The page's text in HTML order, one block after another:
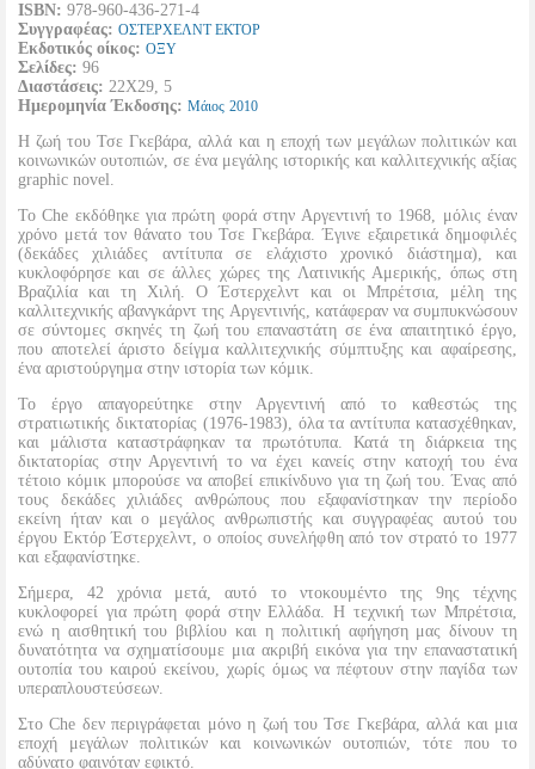
ISBN: 978-960-436-271-4
Συγγραφέας: ΟΣΤΕΡΧΕΛΝΤ ΕΚΤΟΡ
Εκδοτικός οίκος: ΟΞΥ
Σελίδες: 96
Διαστάσεις: 22Χ29, 5
Ημερομηνία Έκδοσης: Μάιος 2010
Η ζωή του Τσε Γκεβάρα, αλλά και η εποχή των μεγάλων πολιτικών και
κοινωνικών ουτοπιών, σε ένα μεγάλης ιστορικής και καλλιτεχνικής αξίας
graphic novel.
Το Che εκδόθηκε για πρώτη φορά στην Αργεντινή το 1968, μόλις έναν
χρόνο μετά τον θάνατο του Τσε Γκεβάρα. Έγινε εξαιρετικά δημοφιλές
(δεκάδες χιλιάδες αντίτυπα σε ελάχιστο χρονικό διάστημα), και
κυκλοφόρησε και σε άλλες χώρες της Λατινικής Αμερικής, όπως στη
Βραζιλία και τη Χιλή. Ο Έστερχελντ και οι Μπρέτσια, μέλη της
καλλιτεχνικής αβανγκάρντ της Αργεντινής, κατάφεραν να συμπυκνώσουν
σε σύντομες σκηνές τη ζωή του επαναστάτη σε ένα απαιτητικό έργο,
που αποτελεί άριστο δείγμα καλλιτεχνικής σύμπτυξης και αφαίρεσης,
ένα αριστούργημα στην ιστορία των κόμικ.
Το έργο απαγορεύτηκε στην Αργεντινή από το καθεστώς της
στρατιωτικής δικτατορίας (1976-1983), όλα τα αντίτυπα κατασχέθηκαν,
και μάλιστα καταστράφηκαν τα πρωτότυπα. Κατά τη διάρκεια της
δικτατορίας στην Αργεντινή το να έχει κανείς στην κατοχή του ένα
τέτοιο κόμικ μπορούσε να αποβεί επικίνδυνο για τη ζωή του. Ένας από
τους δεκάδες χιλιάδες ανθρώπους που εξαφανίστηκαν την περίοδο
εκείνη ήταν και ο μεγάλος ανθρωπιστής και συγγραφέας αυτού του
έργου Εκτόρ Έστερχελντ, ο οποίος συνελήφθη από τον στρατό το 1977
και εξαφανίστηκε.
Σήμερα, 42 χρόνια μετά, αυτό το ντοκουμέντο της 9ης τέχνης
κυκλοφορεί για πρώτη φορά στην Ελλάδα. Η τεχνική των Μπρέτσια,
ενώ η αισθητική του βιβλίου και η πολιτική αφήγηση μας δίνουν τη
δυνατότητα να σχηματίσουμε μια ακριβή εικόνα για την επαναστατική
ουτοπία του καιρού εκείνου, χωρίς όμως να πέφτουν στην παγίδα των
υπεραπλουστεύσεων.
Στο Che δεν περιγράφεται μόνο η ζωή του Τσε Γκεβάρα, αλλά και μια
εποχή μεγάλων πολιτικών και κοινωνικών ουτοπιών, τότε που το
αδύνατο φαινόταν εφικτό.